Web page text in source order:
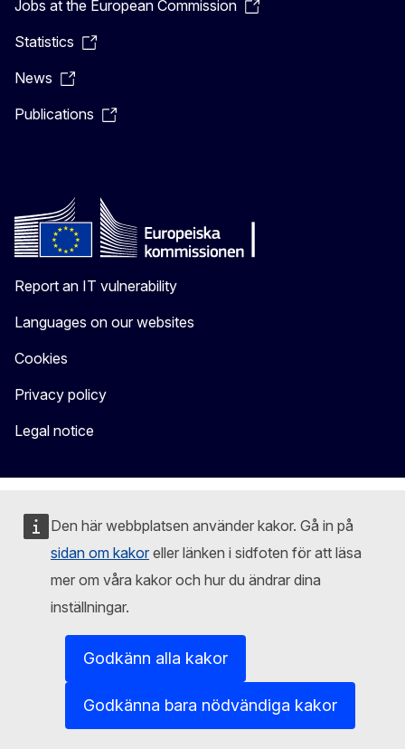
Den här webbplatsen använder kakor. Gå in på
sidan om kakor eller länken i sidfoten för att läsa
mer om våra kakor och hur du ändrar dina
inställningar.
Godkänn alla kakor
Godkänna bara nödvändiga kakor
Jobs at the European Commission
Statistics
News
Publications
Report an IT vulnerability
Languages on our websites
Cookies
Privacy policy
Legal notice